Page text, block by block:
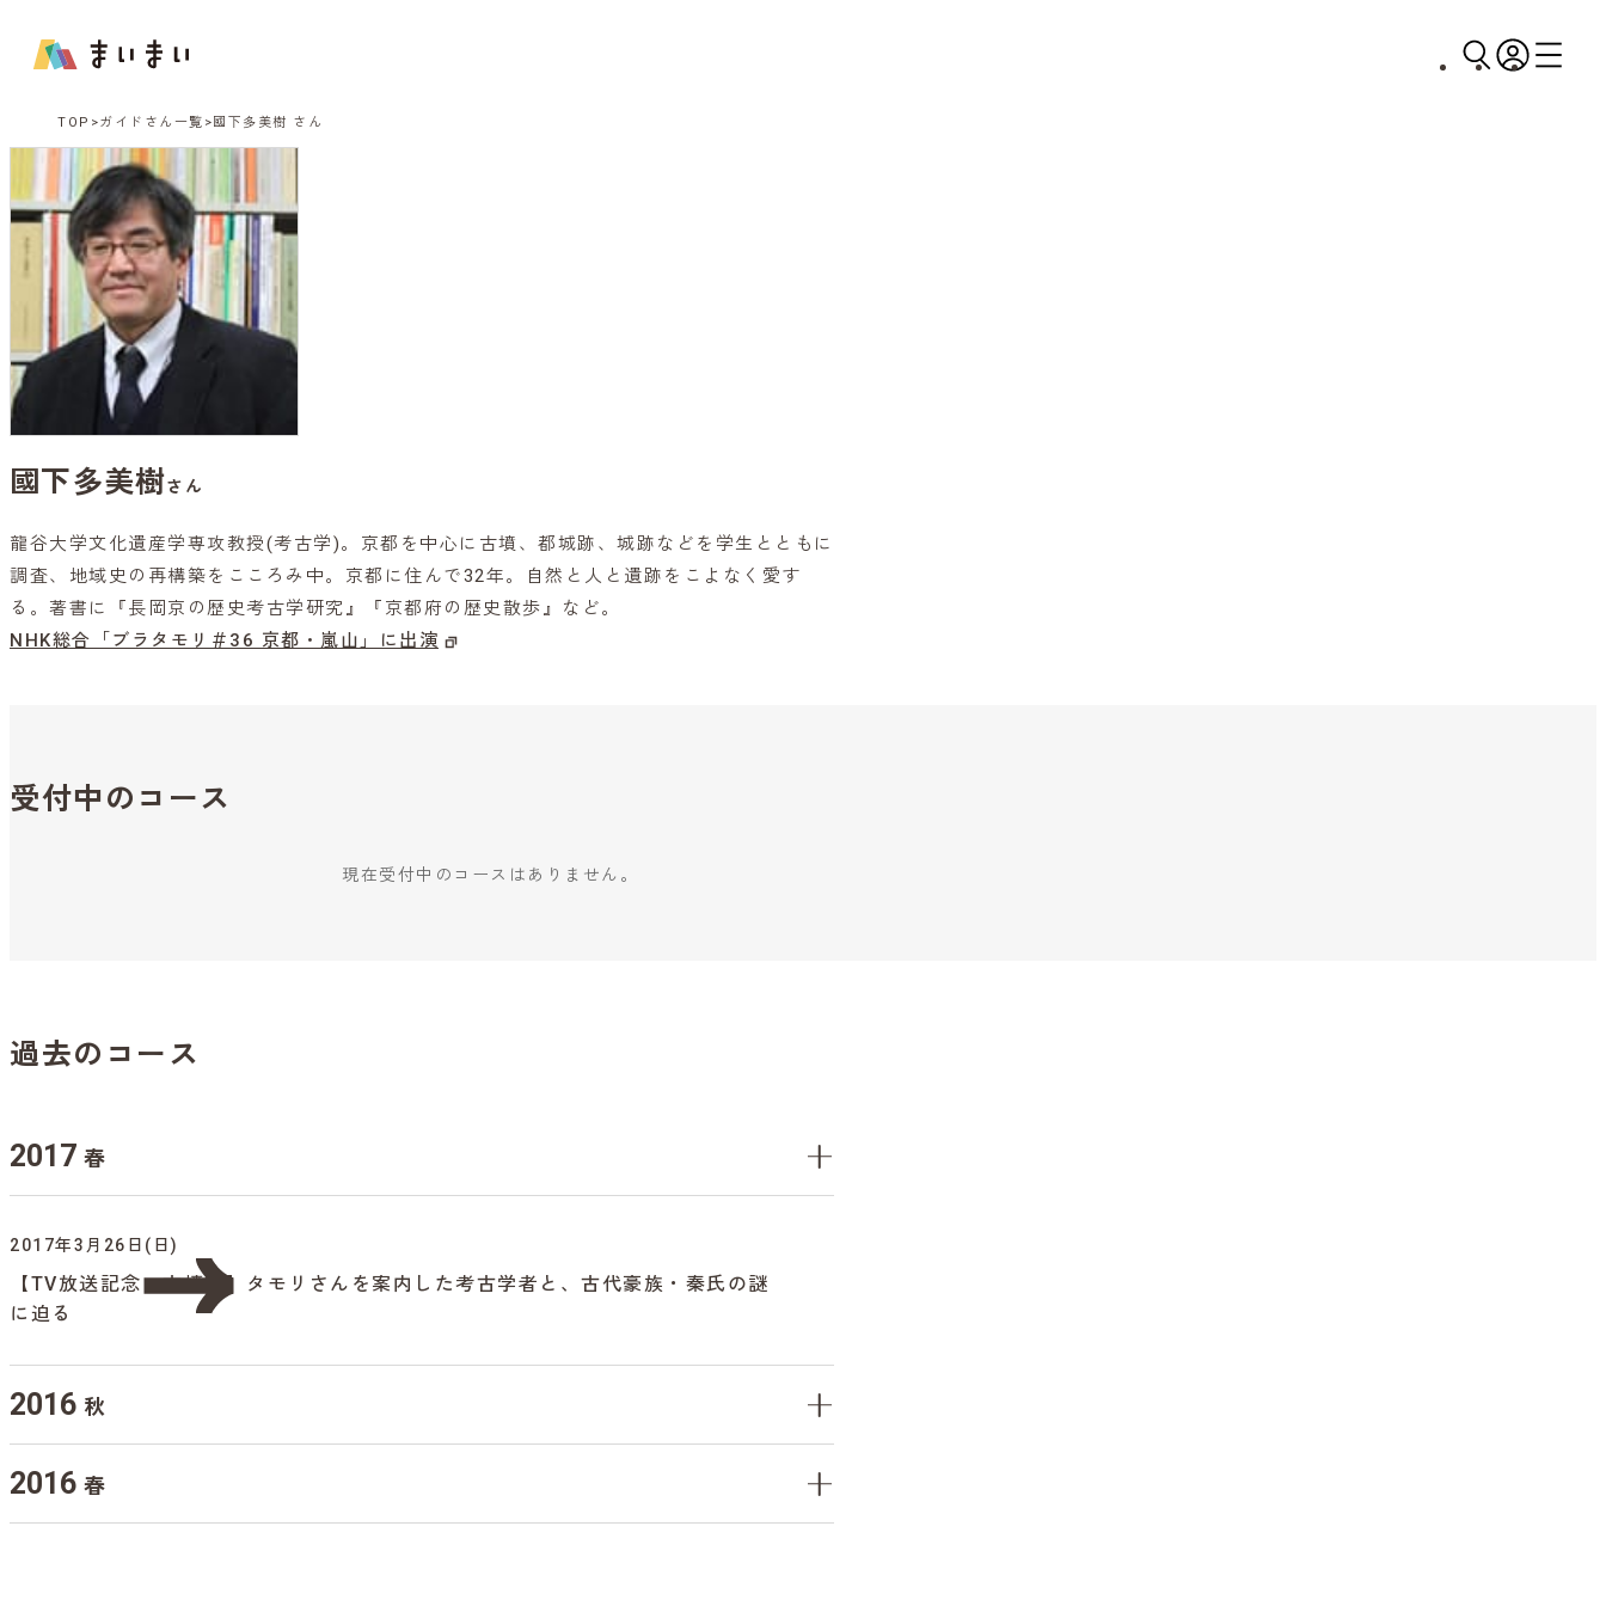
TOP ガイドさん一覧 國下多美樹 さん
國下多美樹さん
龍谷大学文化遺産学専攻教授(考古学)。京都を中心に古墳、都城跡、城跡などを学生とともに
調査、地域史の再構築をこころみ中。京都に住んで32年。自然と人と遺跡をこよなく愛す
る。著書に『長岡京の歴史考古学研究』『京都府の歴史散歩』など。
NHK総合「ブラタモリ＃36 京都・嵐山」に出演
受付中のコース
現在受付中のコースはありません。
過去のコース
2017 春
2017年3月26日(日)
【TV放送記念・古墳編】タモリさんを案内した考古学者と、古代豪族・秦氏の謎
に迫る
2016 秋
2016 春